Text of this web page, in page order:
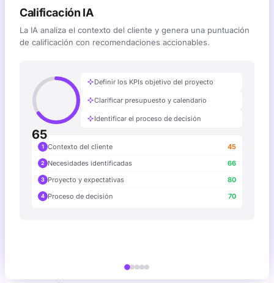
Calificación IA
La IA analiza el contexto del cliente y genera una puntuación
de calificación con recomendaciones accionables.
65
Definir los KPIs objetivo del proyecto
Clarificar presupuesto y calendario
Identificar el proceso de decisión
1 Contexto del cliente 45
2 Necesidades identificadas 66
3 Proyecto y expectativas 80
4 Proceso de decisión 70